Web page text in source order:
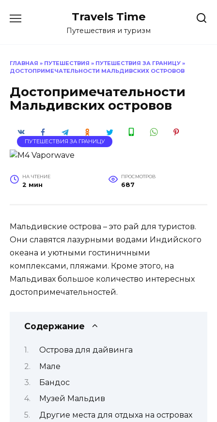
Travels Time
Путешествия и туризм
ГЛАВНАЯ » ПУТЕШЕСТВИЯ » ПУТЕШЕСТВИЯ ЗА ГРАНИЦУ »
ДОСТОПРИМЕЧАТЕЛЬНОСТИ МАЛЬДИВСКИХ ОСТРОВОВ
Достопримечательности
Мальдивских островов
ПУТЕШЕСТВИЯ ЗА ГРАНИЦУ
НА ЧТЕНИЕ
2 мин
ПРОСМОТРОВ
687
Мальдивские острова – это рай для туристов.
Они славятся лазурными водами Индийского
океана и уютными гостиничными
комплексами, пляжами. Кроме этого, на
Мальдивах большое количество интересных
достопримечательностей.
Содержание
Острова для дайвинга
Мале
Бандос
Музей Мальдив
Другие места для отдыха на островах